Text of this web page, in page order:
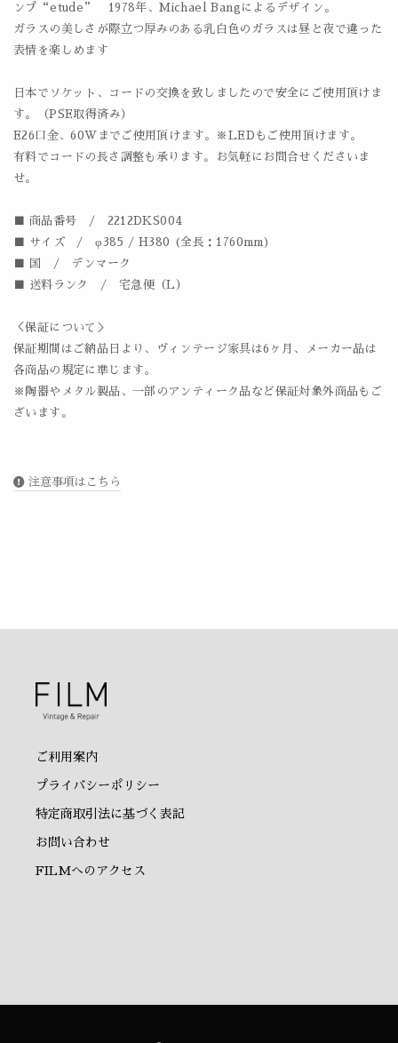
ンプ“etude” 1978年、Michael Bangによるデザイン。
ガラスの美しさが際立つ厚みのある乳白色のガラスは昼と夜で違った
表情を楽しめます
日本でソケット、コードの交換を致しましたので安全にご使用頂けま
す。（PSE取得済み）
E26口金、60Wまでご使用頂けます。※LEDもご使用頂けます。
有料でコードの長さ調整も承ります。お気軽にお問合せくださいま
せ。
■ 商品番号 / 2212DKS004
■ サイズ / φ385 / H380 (全長：1760mm)
■ 国 / デンマーク
■ 送料ランク / 宅急便（L）
＜保証について＞
保証期間はご納品日より、ヴィンテージ家具は6ヶ月、メーカー品は
各商品の規定に準じます。
※陶器やメタル製品、一部のアンティーク品など保証対象外商品もご
ざいます。
注意事項はこちら
ご利用案内
プライバシーポリシー
特定商取引法に基づく表記
お問い合わせ
FILMへのアクセス